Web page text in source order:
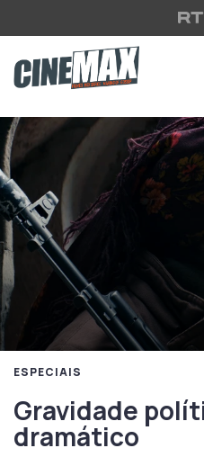
Saltar para o conteúdo
ESPECIAIS
Gravidade
dramático